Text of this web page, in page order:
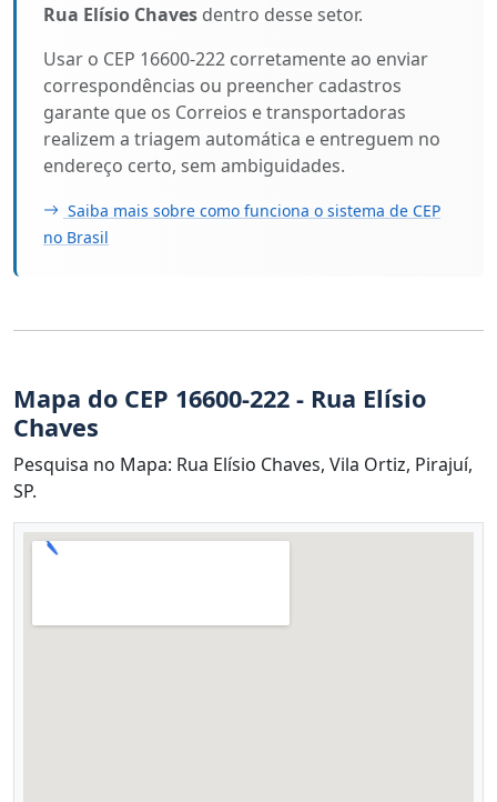
Rua Elísio Chaves dentro desse setor.
Usar o CEP 16600-222 corretamente ao enviar
correspondências ou preencher cadastros
garante que os Correios e transportadoras
realizem a triagem automática e entreguem no
endereço certo, sem ambiguidades.
Saiba mais sobre como funciona o sistema de CEP
no Brasil
Mapa do CEP 16600-222 - Rua Elísio
Chaves
Pesquisa no Mapa: Rua Elísio Chaves, Vila Ortiz, Pirajuí,
SP.